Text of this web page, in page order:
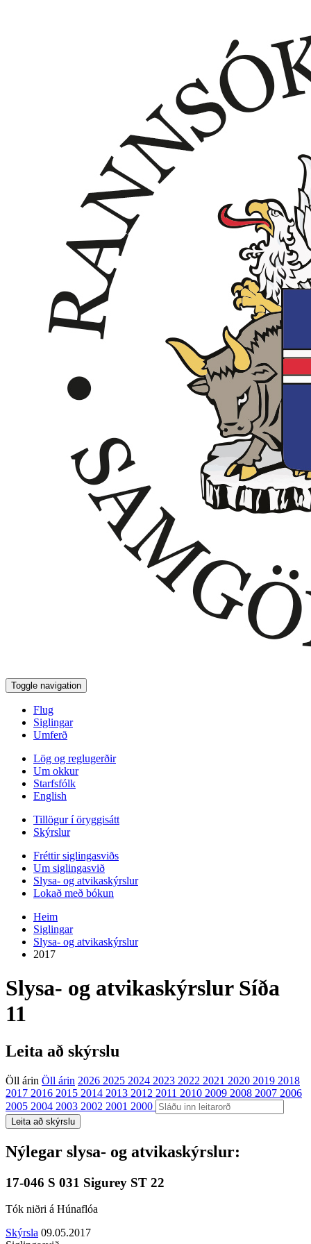
Toggle navigation
Flug
Siglingar
Umferð
Lög og reglugerðir
Um okkur
Starfsfólk
English
Tillögur í öryggisátt
Skýrslur
Fréttir siglingasviðs
Um siglingasvið
Slysa- og atvikaskýrslur
Lokað með bókun
Heim
Siglingar
Slysa- og atvikaskýrslur
2017
Slysa- og atvikaskýrslur Síða
11
Leita að skýrslu
Öll árin Öll árin 2026 2025 2024 2023 2022 2021 2020 2019 2018
2017 2016 2015 2014 2013 2012 2011 2010 2009 2008 2007 2006
2005 2004 2003 2002 2001 2000
Nýlegar slysa- og atvikaskýrslur:
17-046 S 031 Sigurey ST 22
Tók niðri á Húnaflóa
Skýrsla 09.05.2017